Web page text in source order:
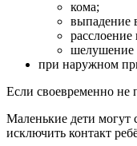
кома;
выпадение
шелушение
при наружном
Если своевременно не
Маленькие дети могут
исключить контакт